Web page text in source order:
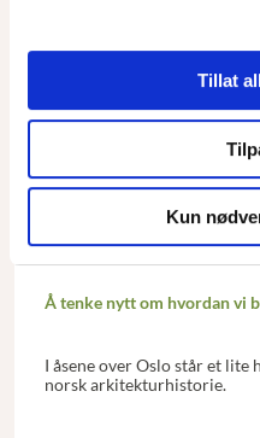
Tillat
Kun
Å tenke nytt om hvordan vi
I åsene over Oslo står et lite
norsk arkitekturhistorie.